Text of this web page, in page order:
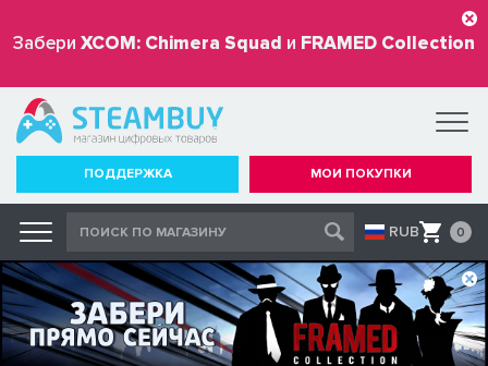
Забери XCOM: Chimera Squad и FRAMED Collection
бесплатно
ПОДДЕРЖКА МОИ ПОКУПКИ
RUB 0